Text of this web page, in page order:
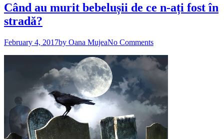
Când au murit bebelușii de ce n-ați fost în
stradă?
February 4, 2017by Oana MujeaNo Comments